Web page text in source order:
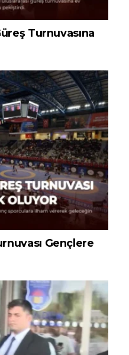
Turnuvasına
Gençlere